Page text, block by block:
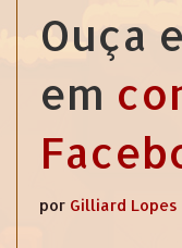
Ouça
em
por Gilliard Lopes